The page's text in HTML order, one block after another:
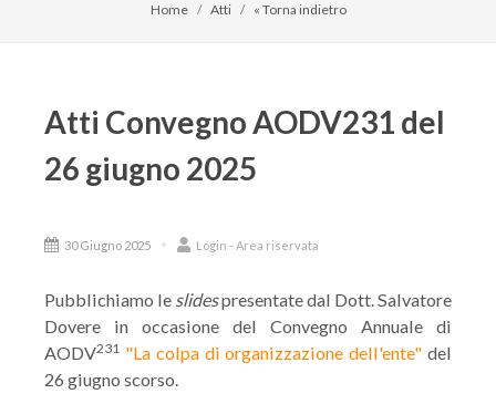
Home Atti « Torna indietro
Atti Convegno AODV231 del
26 giugno 2025
30 Giugno 2025 Login - Area riservata
Pubblichiamo le slidespresentate dal Dott. Salvatore
Dovere in occasione del Convegno Annuale di
AODV231 "La colpa di organizzazione dell'ente" del
26 giugno scorso.